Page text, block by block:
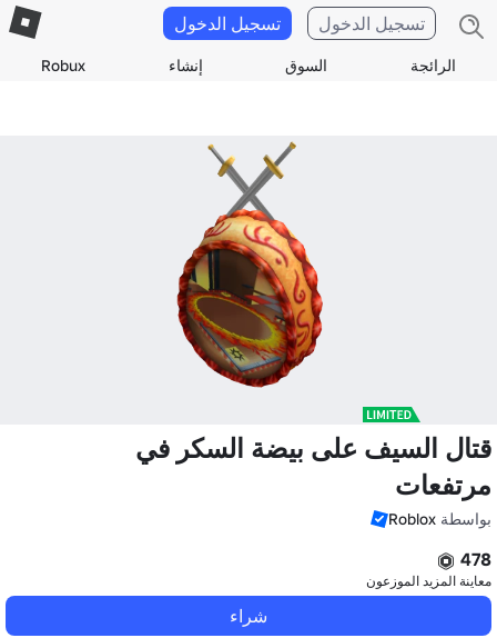
الرائجة السوق إنشاء Robux
تسجيل الدخول تسجيل الدخول
قتال السيف على بيضة السكر في
مرتفعات
بواسطة Roblox
478
معاينة المزيد الموزعون
شراء